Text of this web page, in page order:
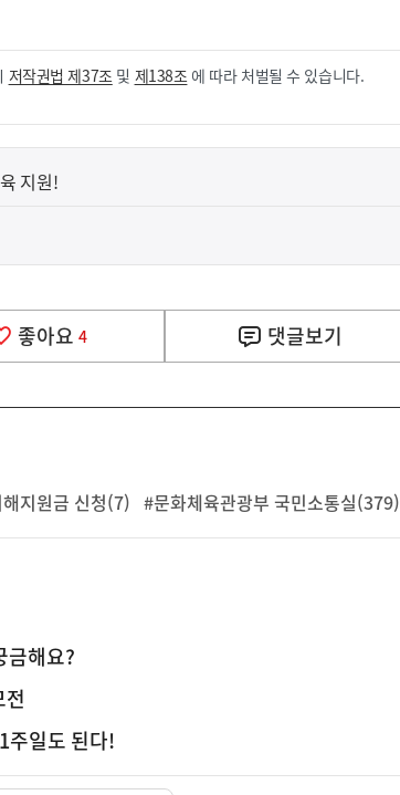
저작권법 제37조 및 제138조 에 따라 처벌될 수 있습니다.
지원!
좋아요 4 댓글보기
지원금 신청(7) #문화체육관광부 국민소통실(379)
해요?
주일도 된다!